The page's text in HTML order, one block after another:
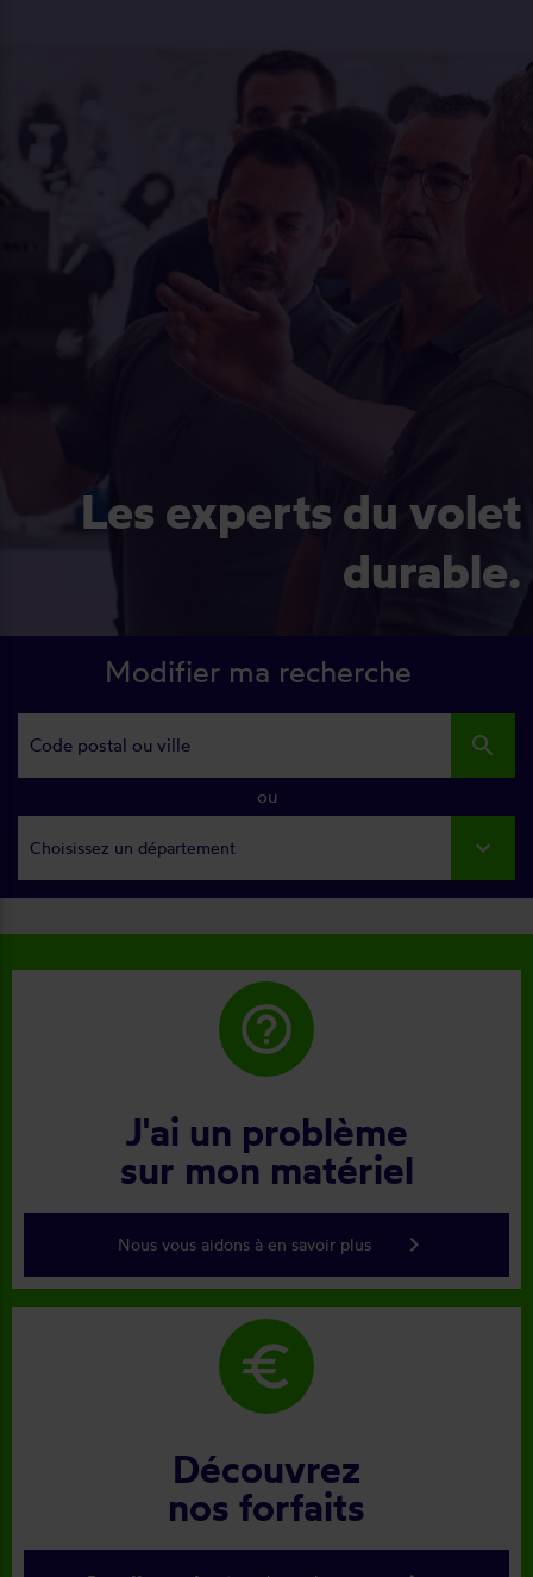
Les experts du volet
durable.
Modifier ma recherche
search
ou
Choisissez un département
help_outline
J'ai un problème
sur mon matériel
Nous vous aidons à en savoir plus keyboard_arrow_right
euro
Découvrez
nos forfaits